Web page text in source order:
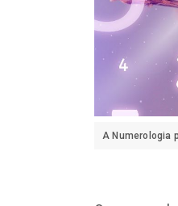
A Numerologia